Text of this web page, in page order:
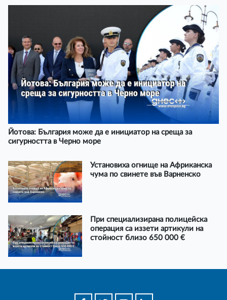
Йотова: България може да е инициатор на среща за
сигурността в Черно море
Установиха огнище на Африканска
чума по свинете във Варненско
При специализирана полицейска
операция са иззети артикули на
стойност близо 650 000 €